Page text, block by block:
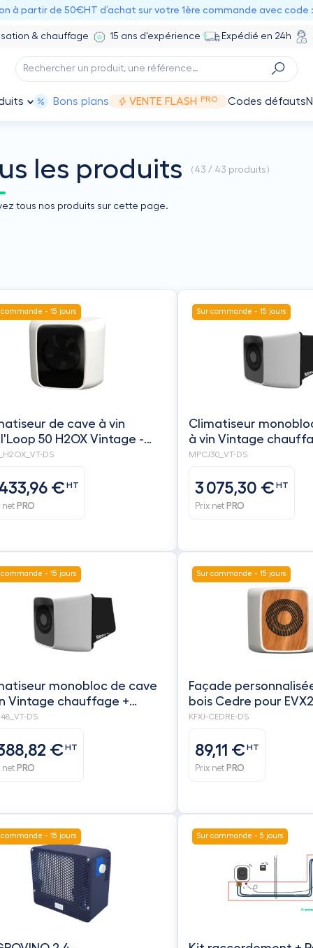
à partir de 50€HT d’achat sur votre 1ère commande avec code :
& chauffage 15 ans d'expérience Expédié en 24h
Bons plans VENTE FLASH PRO Codes défauts
les produits ( 43 / 43 produits)
tous nos produits sur cette page.
commande - 15 jours
de cave à vin
50 H2OX Vintage -
DS
€HT
net PRO
Sur commande - 15 jours
Climatiseur
à vin Vintage chauffage +
Humidificateur +
7,69€ ecotaxe)
MPCJ30_VT-DS
3 075,30 €HT
Prix net PRO
commande - 15 jours
monobloc de cave
Vintage chauffage +
+ ceinture
7,69
DS
€HT
net PRO
Sur commande - 15 jours
Façade
bois Cedre pour
MPCJ - FRIAX
KFXJ-CEDRE-DS
89,11 €HT
Prix net PRO
commande - 15 jours Sur commande - 5 jours